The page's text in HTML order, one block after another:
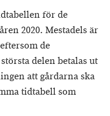
för de
2020. Mestadels är
de
delen betalas ut
att gårdarna ska
tidtabell som